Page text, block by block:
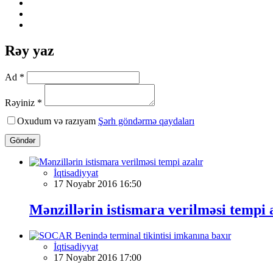
Rəy yaz
Ad *
Rəyiniz *
Oxudum və razıyam Şərh göndərmə qaydaları
Göndər
İqtisadiyyat
17 Noyabr 2016 16:50
Mənzillərin istismara verilməsi tempi
İqtisadiyyat
17 Noyabr 2016 17:00